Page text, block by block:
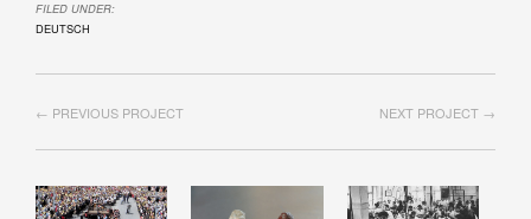
FILED UNDER:
DEUTSCH
NEXT PROJECT →
← PREVIOUS PROJECT